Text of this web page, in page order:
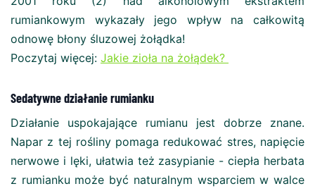
rumiankowym wykazały jego wpływ na całkowitą
odnowę błony śluzowej żołądka!
Poczytaj więcej: Jakie zioła na żołądek?
Sedatywne działanie rumianku
Działanie uspokajające rumianu jest dobrze znane.
Napar z tej rośliny pomaga redukować stres, napięcie
nerwowe i lęki, ułatwia też zasypianie - ciepła herbata
z rumianku może być naturalnym wsparciem w walce